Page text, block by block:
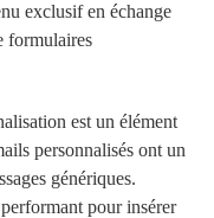
exclusif en échange
formulaires
est un élément
personnalisés ont un
génériques.
pour insérer